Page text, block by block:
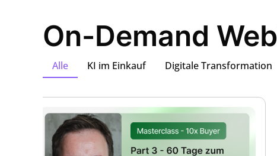
On-Demand
Alle KI im Einkauf Digitale Transformation